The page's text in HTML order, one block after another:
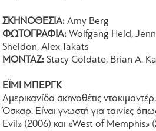
ΣΚΗΝΟΘΕΣΙΑ: Amy Berg
ΦΩΤΟΓΡΑΦΙΑ: Wolfgang Held,
Sheldon, Alex Takats
ΜΟΝΤΑΖ: Stacy Goldate, Brian A.
ΕΪΜΙ ΜΠΕΡΓΚ
Αμερικανίδα σκηνοθέτις
Όσκαρ. Είναι γνωστή για ταινίες
Evil» (2006) και «West of Memphis»